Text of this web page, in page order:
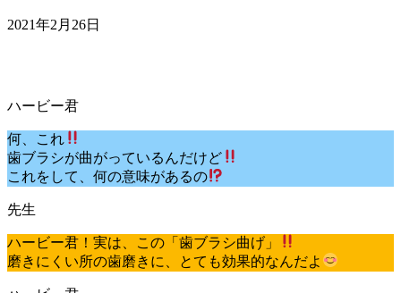
2021年2月26日
何、これ
歯ブラシが曲がっているんだけど
これをして、何の意味があるの
ハービー君！実は、この「歯ブラシ曲げ」
磨きにくい所の歯磨きに、とても効果的なんだよ